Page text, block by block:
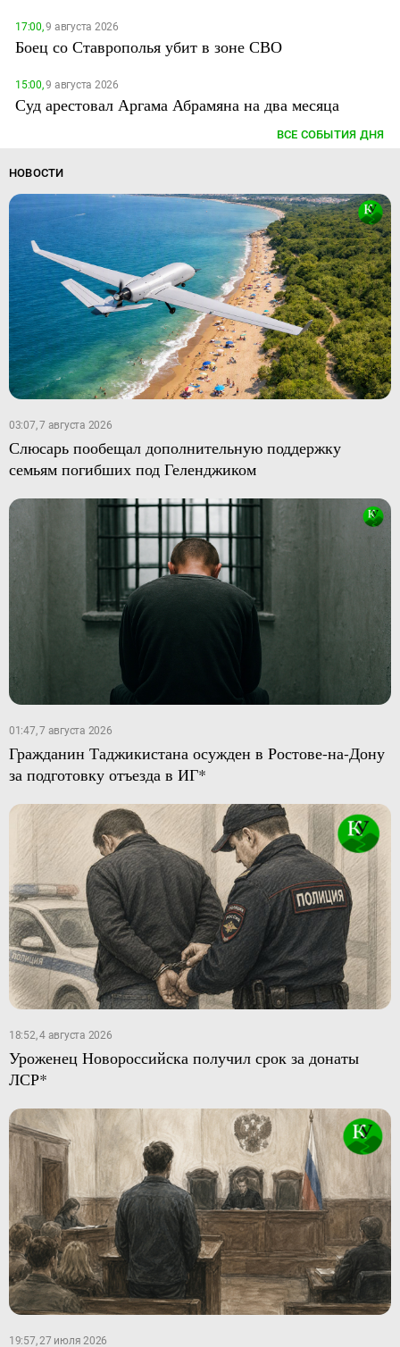
17:00,9 августа 2026
Боец со Ставрополья убит в зоне СВО
15:00,9 августа 2026
Суд арестовал Аргама Абрамяна на два месяца
ВСЕ СОБЫТИЯ ДНЯ
НОВОСТИ
03:07, 7 августа 2026
Слюсарь пообещал дополнительную поддержку
семьям погибших под Геленджиком
01:47, 7 августа 2026
Гражданин Таджикистана осужден в Ростове-на-Дону
за подготовку отъезда в ИГ*
18:52, 4 августа 2026
Уроженец Новороссийска получил срок за донаты
ЛСР*
19:57, 27 июля 2026